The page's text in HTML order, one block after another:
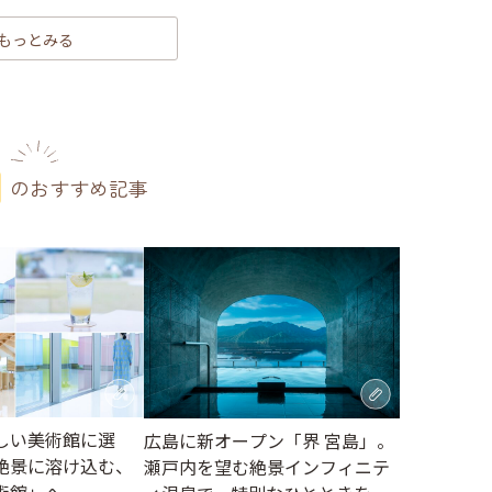
っとみる
のおすすめ記事
い美術館に選
に溶け込む、
広島に新オープン「界 宮島」。
瀬戸内を望む絶景インフィニテ